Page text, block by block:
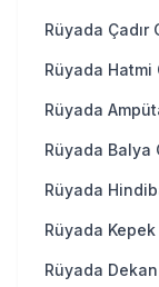
Rüyada Çadır
Rüyada Hatmi
Rüyada
Rüyada Balya
Rüyada
Rüyada
Rüyada